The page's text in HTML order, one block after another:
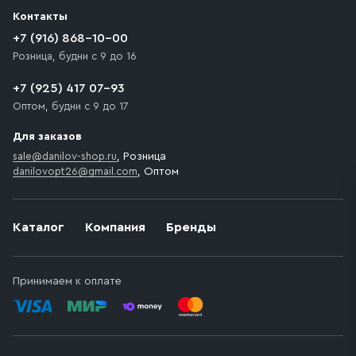
движения. Если на территории места назначения
доставки предусмотрен платный въезд, то Покупателю
необходимо компенсировать стоимость въезда
Каталог Компания Бренды
Принимаем к оплате
Контакты
+7 (916) 868-10-00
Розница, будни с 9 до 16
+7 (925) 417 07-93
Оптом, будни с 9 до 17
Для заказов
sale@danilov-shop.ru, Розница
danilovopt26@gmail.com, Оптом